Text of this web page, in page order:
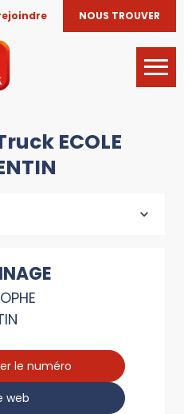
NOUS TROUVER
ECOLE
le numéro
web